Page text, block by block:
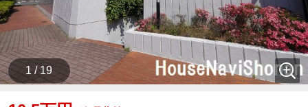
1 / 19